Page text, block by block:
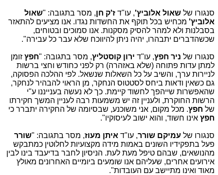
סנגורו של שאול אלוביץ', עו"ד ז'ק חן, מסר בתגובה: "שאול
אלוביץ' מכחיש בכל תוקף את החשדות נגדו. אנו מציעים להתאזר
בסבלנות ולא למהר להסיק מסקנות. אנו סמוכים ובטוחים,
שכשהדברים יתבהרו, יהיה ניתן להיווכח שלא עבר כל עבירה".
סנגורו של ניר חפץ, עו"ד ירון קוסטליץ, מסר בתגובה: "חפץ זומן
למתן עדות פתוחה (שלא באזהרה) רק לפני כחודש וחצי ברשות
לניירות ערך, והשיב על כל השאלות שנשאל. לפי ההלכה הפסוקה,
גם כשאין ודאות ביחס לסטטוס הנחקר, מן הראוי להבהיר לנחקר,
שהאפשרות שייהפך לחשוד קיימת. כך לא נעשה בענייננו ע"י
הרשות החוקרת, ולעניין זה יש משמעות רבה לעניין המשך חקירתו
של חפץ. מכל מקום, אני משוכנע, שבסיומה של החקירה יתברר כי
חפץ אינו חשוד, והוא ישוב לעיסוקיו".
סנגורו של עמיקם שורר, עו"ד איתן מעוז, מסר בתגובה: "שורר
פעל בתפקידיו השונים באמות מידה מקצועיות לחלוטין כמתבקש
מהנושאים, שבהם טיפל מעת לעת. הניסיון לחבר בדיעבד בינו לבין
אירועים אחרים, שעליהם אנו שומעים ביומיים האחרונים מאולץ
מאוד ואינו מתיישב עם העובדות".